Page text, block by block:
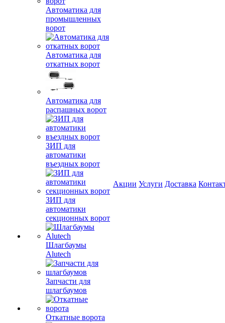
Автоматика для
промышленных
ворот
Автоматика для
откатных ворот
Автоматика для
распашных ворот
ЗИП для
автоматики
въездных ворот
ЗИП для
автоматики
секционных ворот
Шлагбаумы
Alutech
Запчасти для
шлагбаумов
Откатные ворота
Акции Услуги Доставка